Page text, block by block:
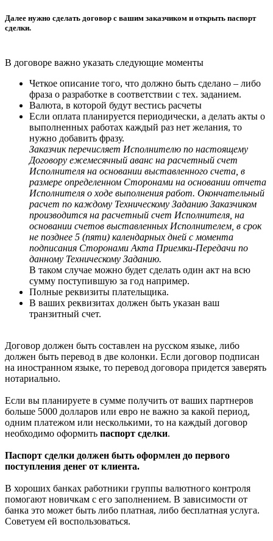
Далее нужно сделать договор с вашим заказчиком и открыть паспорт
сделки.
В договоре важно указать следующие моменты
Четкое описание того, что должно быть сделано – либо
фраза о разработке в соответствии с тех. заданием.
Валюта, в которой будут вестись расчеты
Если оплата планируется периодически, а делать акты о
выполненных работах каждый раз нет желания, то
нужно добавить фразу.
Заказчик перечисляет Исполнителю по настоящему
Договору ежемесячный аванс на расчетный счет
Исполнителя на основании выставленного счета, в
размере определенном Сторонами на основании отчета
Исполнителя о ходе выполнения работ. Окончательный
расчет по каждому Техническому Заданию Заказчиком
производится на расчетный счет Исполнителя, на
основании счетов выставленных Исполнителем, в срок
не позднее 5 (пяти) календарных дней с момента
подписания Сторонами Акта Приемки-Передачи по
данному Техническому Заданию.
В таком случае можно будет сделать один акт на всю
сумму поступившую за год например.
Полные реквизиты плательщика.
В ваших реквизитах должен быть указан ваш
транзитный счет.
Договор должен быть составлен на русском языке, либо
должен быть перевод в две колонки. Если договор подписан
на иностранном языке, то перевод договора придется заверять
нотариально.
Если вы планируете в сумме получить от ваших партнеров
больше 5000 долларов или евро не важно за какой период,
одним платежом или несколькими, то на каждый договор
необходимо оформить паспорт сделки.
Паспорт сделки должен быть оформлен до первого
поступления денег от клиента.
В хороших банках работники группы валютного контроля
помогают новичкам с его заполнением. В зависимости от
банка это может быть либо платная, либо бесплатная услуга.
Советуем ей воспользоваться.